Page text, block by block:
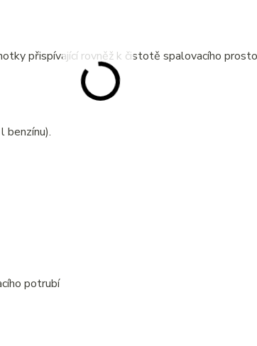
přispívající rovněž k čistotě spalovacího
benzínu).
potrubí